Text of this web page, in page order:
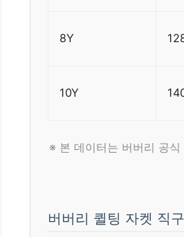
8Y
10Y
※ 본 데이터는 버버리 공
버버리 퀼팅 자켓 직